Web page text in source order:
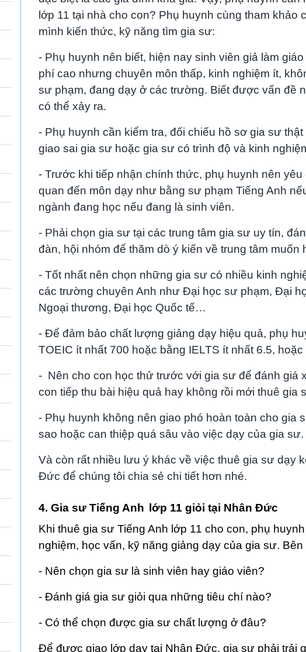
lớp 11 tại nhà cho con? Phụ huynh cùng tham
mình kiến thức, kỹ năng tìm gia sư:
- Phụ huynh nên biết, hiện nay sinh viên giả làm
phí cao nhưng chuyên môn thấp, kinh nghiệm ít,
sư phạm, đang dạy ở các trường. Biết được vấn đề
có thể xảy ra.
- Phụ huynh cần kiểm tra, đối chiếu hồ sơ gia sư
giao sai gia sư hoặc gia sư có trình độ và kinh
- Trước khi tiếp nhận chính thức, phụ huynh nên
quan đến môn dạy như bằng sư phạm Tiếng Anh
ngành đang học nếu đang là sinh viên.
- Phải chọn gia sư tại các trung tâm gia sư uy tín,
đàn, hội nhóm để thăm dò ý kiến về trung tâm muốn
- Tốt nhất nên chọn những gia sư có nhiều kinh
các trường chuyên Anh như Đại học sư phạm, Đại
Ngoại thương, Đại học Quốc tế…
- Để đảm bảo chất lượng giảng dạy hiệu quả, phụ
TOEIC ít nhất 700 hoặc bằng IELTS ít nhất 6.5,
- Nên cho con học thử trước với gia sư để đánh giá
con tiếp thu bài hiệu quả hay không rồi mới thuê gia
- Phụ huynh không nên giao phó hoàn toàn cho gia
sao hoặc can thiệp quá sâu vào việc dạy của gia sư.
Và còn rất nhiều lưu ý khác về việc thuê gia sư dạy
Đức để chúng tôi chia sẻ chi tiết hơn nhé.
4. Gia sư Tiếng Anh
lớp 11 giỏi tại Nhân Đức
Khi thuê gia sư Tiếng Anh lớp 11 cho con, phụ
nghiệm, học vấn, kỹ năng giảng dạy của gia sư.
- Nên chọn gia sư là sinh viên hay giáo viên?
- Đánh giá gia sư giỏi qua những tiêu chí nào?
- Có thể chọn được gia sư chất lượng ở đâu?
Để được giao lớp dạy tại Nhân Đức, gia sư phải trải